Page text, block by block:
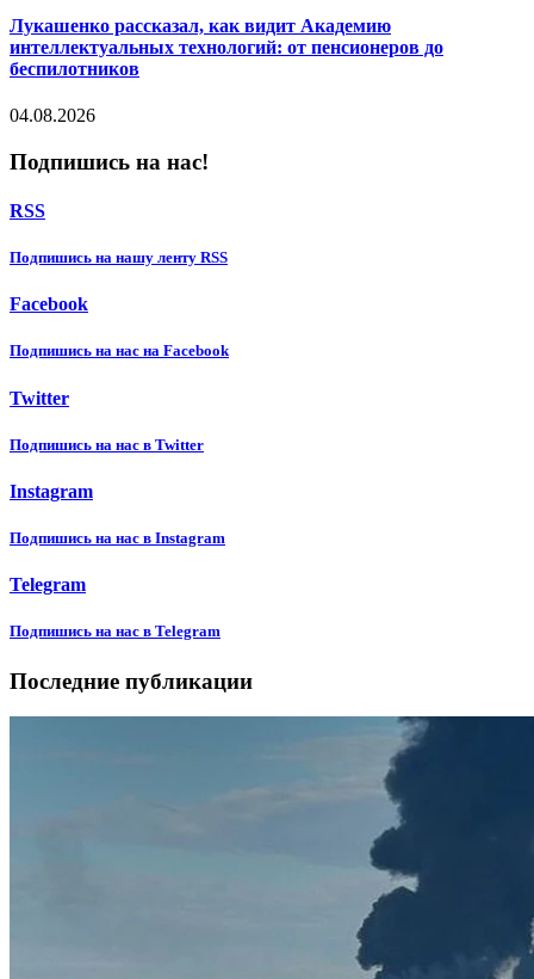
Лукашенко рассказал, как видит Академию
интеллектуальных технологий: от пенсионеров до
беспилотников
04.08.2026
Подпишись на нас!
RSS
Подпишиcь на нашу ленту RSS
Facebook
Подпишиcь на нас на Facebook
Twitter
Подпишиcь на нас в Twitter
Instagram
Подпишиcь на нас в Instagram
Telegram
Подпишиcь на нас в Telegram
Последние публикации